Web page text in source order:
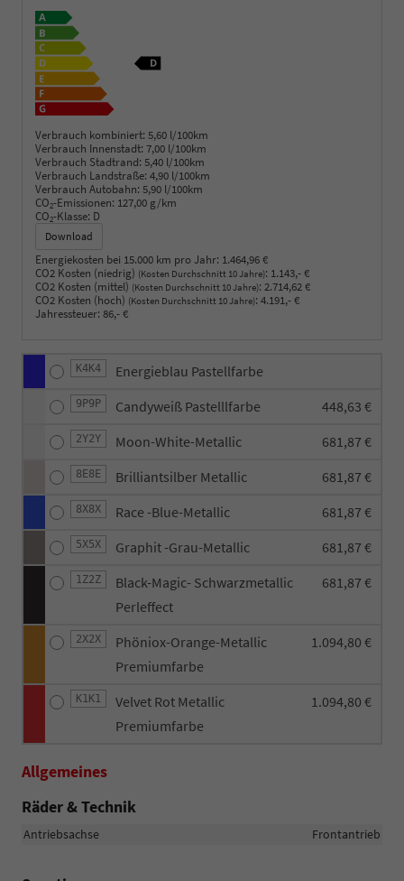
Verbrauch kombiniert: 5,60 l/100km
Verbrauch Innenstadt: 7,00 l/100km
Verbrauch Stadtrand: 5,40 l/100km
Verbrauch Landstraße: 4,90 l/100km
Verbrauch Autobahn: 5,90 l/100km
CO2-Emissionen: 127,00 g/km
CO2-Klasse: D
Download
Energiekosten bei 15.000 km pro Jahr: 1.464,96 €
CO2 Kosten (niedrig) (Kosten Durchschnitt 10 Jahre): 1.143,- €
CO2 Kosten (mittel) (Kosten Durchschnitt 10 Jahre): 2.714,62 €
CO2 Kosten (hoch) (Kosten Durchschnitt 10 Jahre): 4.191,- €
Jahressteuer: 86,- €
K4K4 Energieblau Pastellfarbe
9P9P Candyweiß Pastelllfarbe 448,63 €
2Y2Y Moon-White-Metallic 681,87 €
8E8E Brilliantsilber Metallic 681,87 €
8X8X Race -Blue-Metallic 681,87 €
5X5X Graphit -Grau-Metallic 681,87 €
1Z2Z
Black-Magic- Schwarzmetallic
Perleffect
681,87 €
2X2X
Phöniox-Orange-Metallic
Premiumfarbe
1.094,80 €
K1K1
Velvet Rot Metallic
Premiumfarbe
1.094,80 €
Allgemeines
Räder & Technik
Antriebsachse Frontantrieb